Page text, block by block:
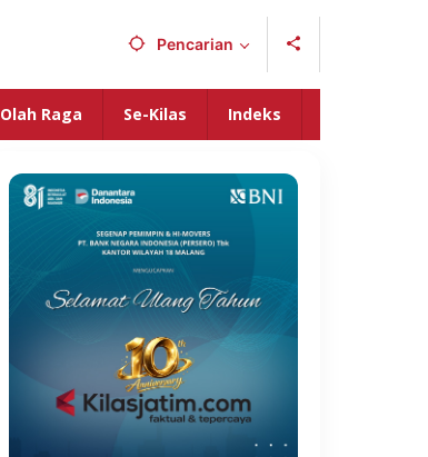
Pencarian
Olah Raga Se-Kilas Indeks